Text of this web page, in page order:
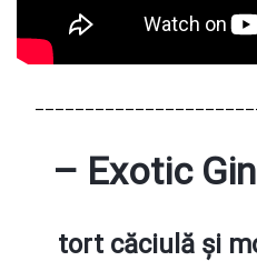
– Exotic
tort căciulă și